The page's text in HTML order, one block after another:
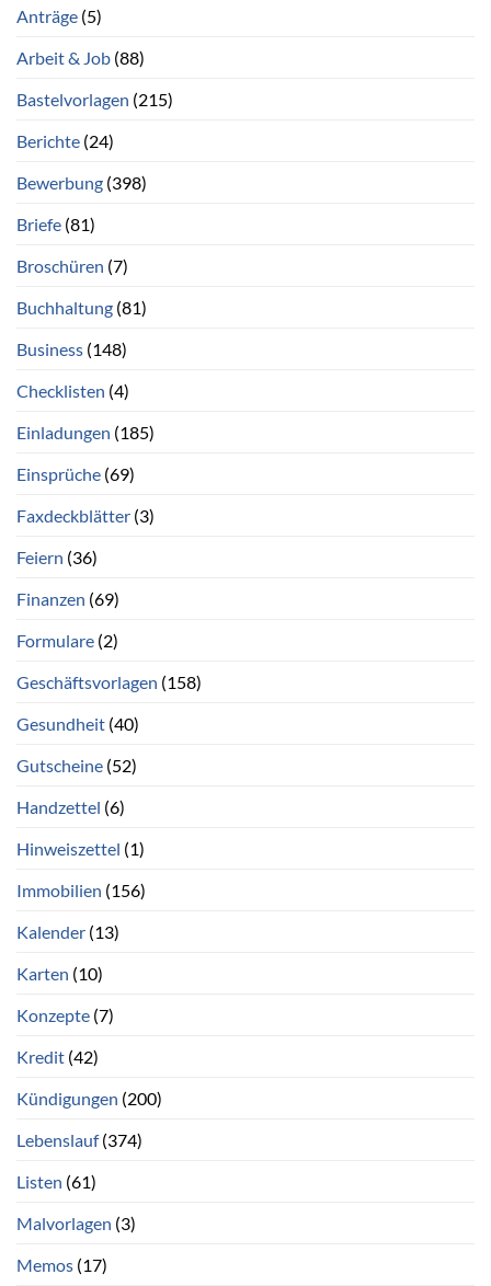
Anträge (5)
Arbeit & Job (88)
Bastelvorlagen (215)
Berichte (24)
Bewerbung (398)
Briefe (81)
Broschüren (7)
Buchhaltung (81)
Business (148)
Checklisten (4)
Einladungen (185)
Einsprüche (69)
Faxdeckblätter (3)
Feiern (36)
Finanzen (69)
Formulare (2)
Geschäftsvorlagen (158)
Gesundheit (40)
Gutscheine (52)
Handzettel (6)
Hinweiszettel (1)
Immobilien (156)
Kalender (13)
Karten (10)
Konzepte (7)
Kredit (42)
Kündigungen (200)
Lebenslauf(374)
Listen (61)
Malvorlagen (3)
Memos (17)